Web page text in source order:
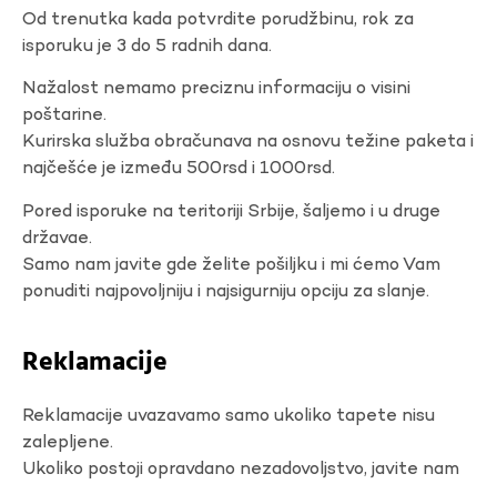
Od trenutka kada potvrdite porudžbinu, rok za
isporuku je 3 do 5 radnih dana.
Nažalost nemamo preciznu informaciju o visini
poštarine.
Kurirska služba obračunava na osnovu težine paketa i
najčešće je između 500rsd i 1000rsd.
Pored isporuke na teritoriji Srbije, šaljemo i u druge
državae.
Samo nam javite gde želite pošiljku i mi ćemo Vam
ponuditi najpovoljniju i najsigurniju opciju za slanje.
Reklamacije
Reklamacije uvazavamo samo ukoliko tapete nisu
zalepljene.
Ukoliko postoji opravdano nezadovoljstvo, javite nam